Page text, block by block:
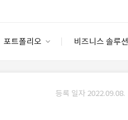
포트폴리오 비즈니스 솔루션
안심 코드 케어
등록 일자 2022.09.08.